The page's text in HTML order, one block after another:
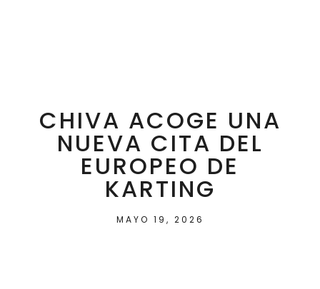
CHIVA ACOGE UNA
NUEVA CITA DEL
EUROPEO DE
KARTING
MAYO 19, 2026